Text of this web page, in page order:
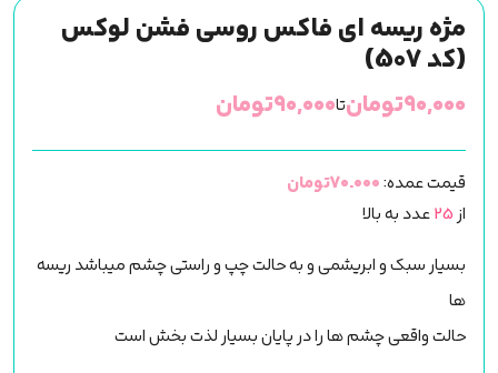
مژه ریسه ای فاکس روسی فشن لوکس
(کد 507)
۹۰,۰۰۰تومانتا۹۰,۰۰۰تومان
قیمت عمده:70.000تومان
از25عدد به بالا
بسیار سبک و ابریشمی و به حالت چپ و راستی چشم میباشد ریسه
ها
حالت واقعی چشم ها را در پایان بسیار لذت بخش است